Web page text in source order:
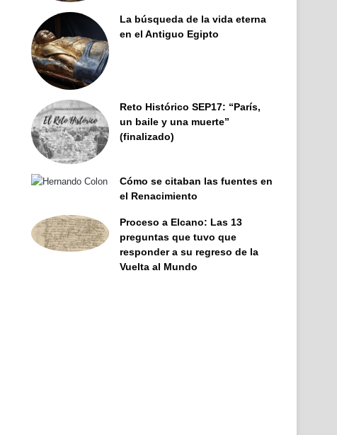
La búsqueda de la vida eterna
en el Antiguo Egipto
Reto Histórico SEP17: “París,
un baile y una muerte”
(finalizado)
Cómo se citaban las fuentes en
el Renacimiento
Proceso a Elcano: Las 13
preguntas que tuvo que
responder a su regreso de la
Vuelta al Mundo